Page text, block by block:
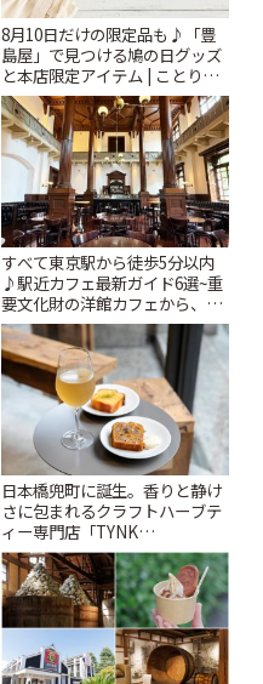
8月10日だけの限定品も♪「豊
島屋」で見つける鳩の日グッズ
と本店限定アイテム | ことりっ
ぷ
すべて東京駅から徒歩5分以内
♪駅近カフェ最新ガイド6選~重
要文化財の洋館カフェから、改
札すぐのレトロ喫茶まで~ | こと
りっぷ
日本橋兜町に誕生。香りと静け
さに包まれるクラフトハーブテ
ィー専門店「TYNK
Kabutocho」 | ことりっぷ